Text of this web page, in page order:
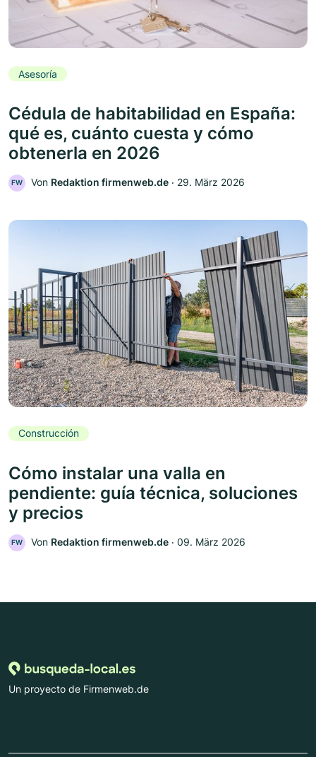
Asesoría
Cédula de habitabilidad en España:
qué es, cuánto cuesta y cómo
obtenerla en 2026
FW Von Redaktion firmenweb.de ‧ 29. März 2026
Construcción
Cómo instalar una valla en
pendiente: guía técnica, soluciones
y precios
FW Von Redaktion firmenweb.de ‧ 09. März 2026
Un proyecto de Firmenweb.de